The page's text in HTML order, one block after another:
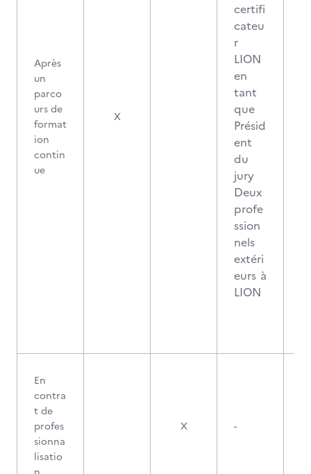
Après
un
parco
urs de
format
ion
contin
ue
X
certifi
cateu
r
LION
en
tant
que
Présid
ent
du
jury
Deux
profe
ssion
nels
extéri
eurs à
LION
En
contra
t de
profes
sionna
lisatio
X -